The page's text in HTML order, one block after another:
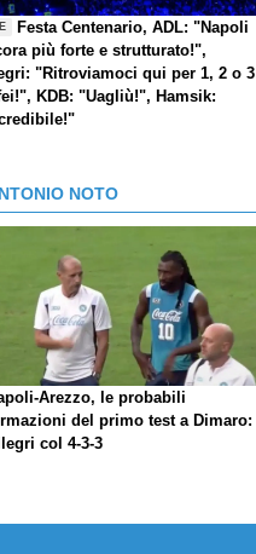
Festa Centenario, ADL: "Napoli
più forte e strutturato!",
"Ritroviamoci qui per 1, 2 o 3
KDB: "Uagliù!", Hamsik:
NOTO
Arezzo, le probabili
del primo test a Dimaro:
col 4-3-3